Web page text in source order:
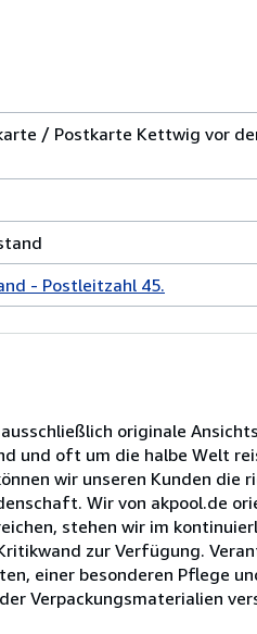
/ Postkarte Kettwig vor
- Postleitzahl 45.
originale
und oft um die halbe Welt
wir unseren Kunden
Wir von akpool.de
stehen wir im
zur Verfügung.
einer besonderen Pflege
Verpackungsmaterialien